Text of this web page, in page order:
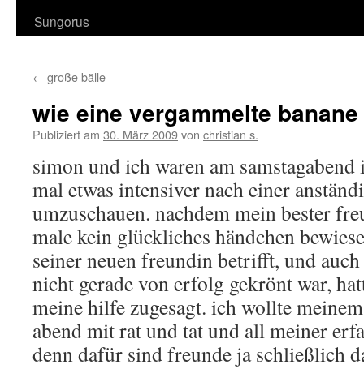
zum
Sungorus
← große bälle
wie eine vergammelte banane
Publiziert am 30. März 2009von christian s.
simon und ich waren am
mal etwas intensiver nach einer
umzuschauen. nachdem mein bester
male kein glückliches händchen
seiner neuen freundin betrifft, und
nicht gerade von erfolg gekrönt war,
meine hilfe zugesagt. ich wollte
abend mit rat und tat und all meiner
denn dafür sind freunde ja schließlich